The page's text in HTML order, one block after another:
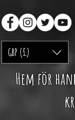
GBP (£)
Hem för